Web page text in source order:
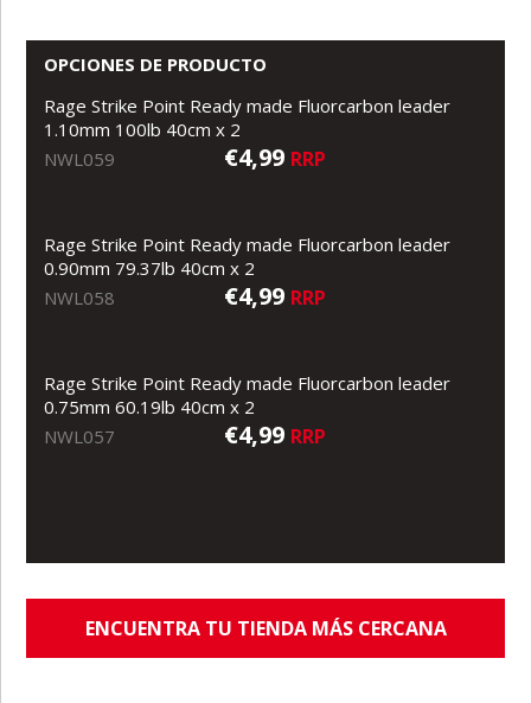
OPCIONES DE PRODUCTO
Rage Strike Point Ready made Fluorcarbon leader
1.10mm 100lb 40cm x 2
NWL059
€4,99 RRP
Rage Strike Point Ready made Fluorcarbon leader
0.90mm 79.37lb 40cm x 2
NWL058
€4,99 RRP
Rage Strike Point Ready made Fluorcarbon leader
0.75mm 60.19lb 40cm x 2
NWL057
€4,99 RRP
ENCUENTRA TU TIENDA MÁS CERCANA